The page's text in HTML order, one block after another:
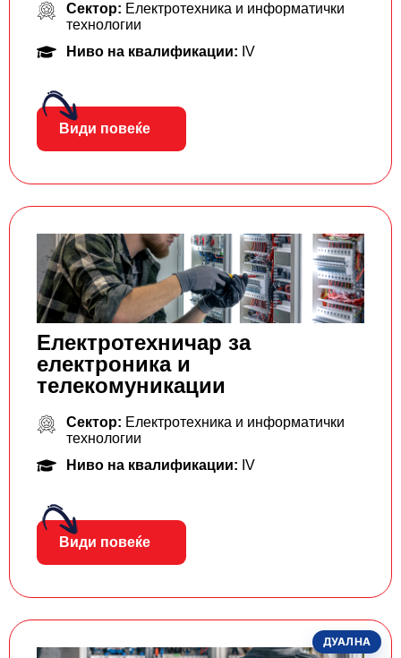
Сектор: Електротехника и информатички
технологии
Ниво на квалификации: IV
Види повеќе
Електротехничар за
електроника и
телекомуникации
Сектор: Електротехника и информатички
технологии
Ниво на квалификации: IV
Види повеќе
ДУАЛНА